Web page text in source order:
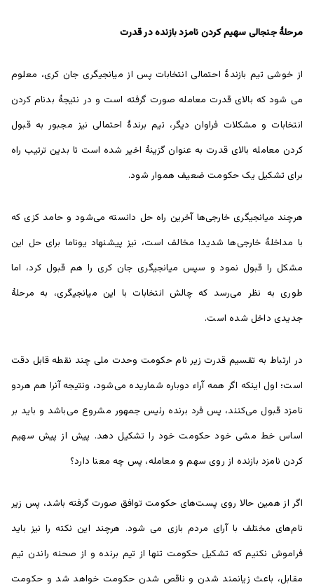
مرحلۀ جنجالی سهیم کردن نامزد بازنده در قدرت
از خوشی تیم بازندۀ احتمالی انتخابات پس از میانجیگری جان کری، معلوم
می شود که بالای قدرت معامله صورت گرفته است و در نتیجۀ بدنام کردن
انتخابات و مشکلات فراوان دیگر، تیم برندۀ احتمالی نیز مجبور به قبول
کردن معامله بالای قدرت به عنوان گزینۀ اخیر شده است تا بدین ترتیب راه
برای تشکیل یک حکومت ضعیف هموار شود.
هرچند میانجیگری خارجی‌ها آخرین راه حل دانسته می‌شود و حامد کزی که
با مداخلۀ خارجی‌ها شدیدا مخالف است، نیز پیشنهاد یوناما برای حل این
مشکل را قبول نمود و سپس میانجیگری جان کری را هم قبول کرد، اما
طوری به نظر می‌رسد که چالش انتخابات با این میانجیگری، به مرحلۀ
جدیدی داخل شده است.
در ارتباط به تقسیم قدرت زیر نام حکومت وحدت ملی چند نقطه قابل دقت
است؛ اول اینکه اگر همه آراء دوباره شماریده می‌شود، ونتیجه آنرا هم هردو
نامزد قبول می‌کنند، پس فرد برنده رئیس جمهور مشروع می‌باشد و باید بر
اساس خط مشی خود حکومت خود را تشکیل دهد. پیش از پیش سهیم
کردن نامزد بازنده از روی سهم و معامله، پس چه معنا دارد؟
اگر از همین حالا روی پست‌های حکومت توافق صورت گرفته باشد، پس زیر
نام‌های مختلف با آرای مردم بازی می شود. هرچند این نکته را نیز باید
فراموش نکنیم که تشکیل حکومت تنها از تیم برنده و از صحنه راندن تیم
مقابل، باعث زیانمند شدن و ناقص شدن حکومت خواهد شد و حکومت